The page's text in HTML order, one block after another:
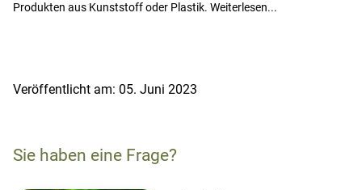
Produkten aus Kunststoff oder Plastik. Weiterlesen...
Veröffentlicht am: 05. Juni 2023
Sie haben eine Frage?